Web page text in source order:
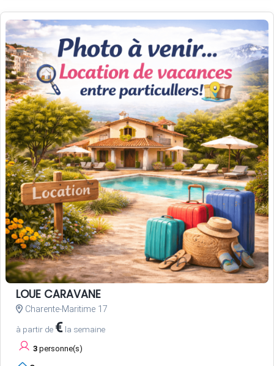
LOUE CARAVANE
Charente-Maritime 17
à partir de € la semaine
3 personne(s)